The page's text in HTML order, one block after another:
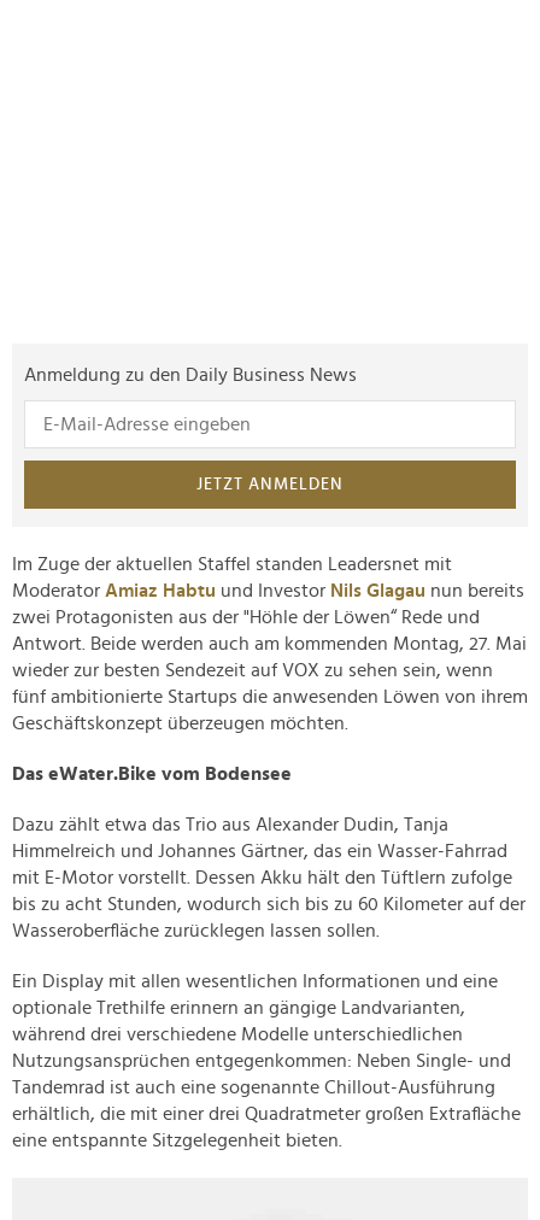
Anmeldung zu den Daily Business News
JETZT ANMELDEN
Im Zuge der aktuellen Staffel standen Leadersnet mit
Moderator Amiaz Habtu und Investor Nils Glagau nun bereits
zwei Protagonisten aus der "Höhle der Löwen“ Rede und
Antwort. Beide werden auch am kommenden Montag, 27. Mai
wieder zur besten Sendezeit auf VOX zu sehen sein, wenn
fünf ambitionierte Startups die anwesenden Löwen von ihrem
Geschäftskonzept überzeugen möchten.
Das eWater.Bike vom Bodensee
Dazu zählt etwa das Trio aus Alexander Dudin, Tanja
Himmelreich und Johannes Gärtner, das ein Wasser-Fahrrad
mit E-Motor vorstellt. Dessen Akku hält den Tüftlern zufolge
bis zu acht Stunden, wodurch sich bis zu 60 Kilometer auf der
Wasseroberfläche zurücklegen lassen sollen.
Ein Display mit allen wesentlichen Informationen und eine
optionale Trethilfe erinnern an gängige Landvarianten,
während drei verschiedene Modelle unterschiedlichen
Nutzungsansprüchen entgegenkommen: Neben Single- und
Tandemrad ist auch eine sogenannte Chillout-Ausführung
erhältlich, die mit einer drei Quadratmeter großen Extrafläche
eine entspannte Sitzgelegenheit bieten.